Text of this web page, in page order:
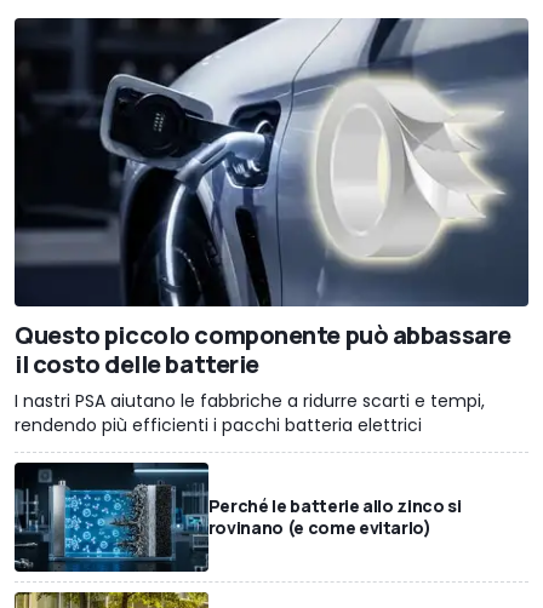
Questo piccolo componente può abbassare
il costo delle batterie
I nastri PSA aiutano le fabbriche a ridurre scarti e tempi,
rendendo più efficienti i pacchi batteria elettrici
Perché le batterie allo zinco si
rovinano (e come evitarlo)